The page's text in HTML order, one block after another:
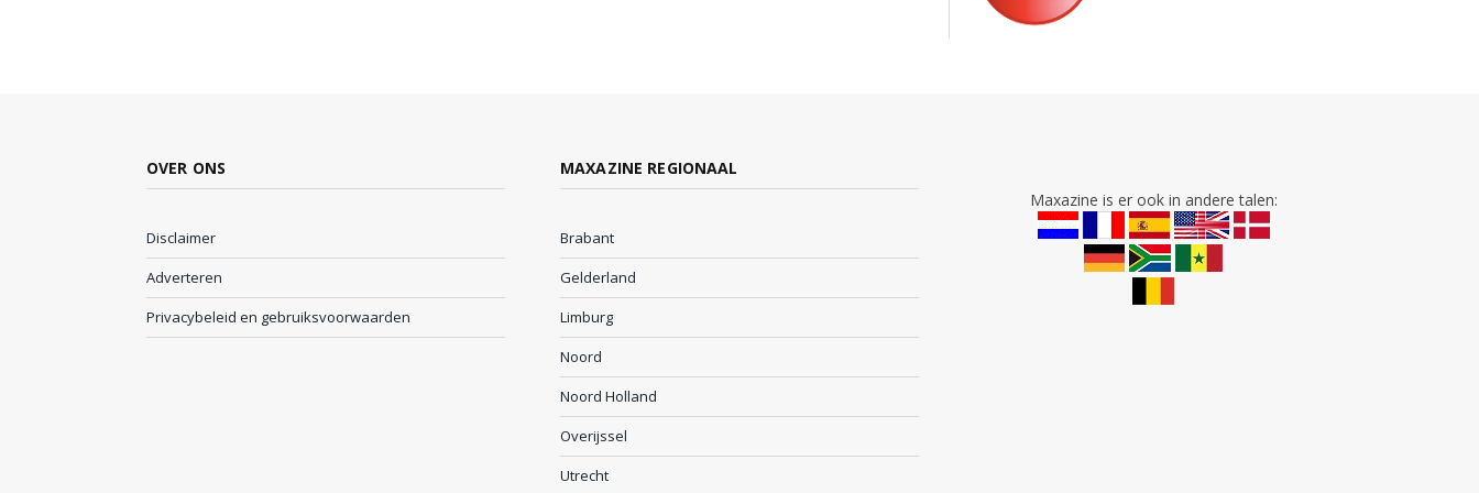
OVER ONS
Disclaimer
Adverteren
Privacybeleid en gebruiksvoorwaarden
MAXAZINE REGIONAAL
Brabant
Gelderland
Limburg
Noord
Noord Holland
Overijssel
Utrecht
Maxazine is er ook in andere talen: